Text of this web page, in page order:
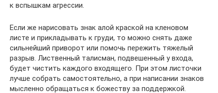
к вспышкам агрессии.
Если же нарисовать знак алой краской на кленовом
листе и прикладывать к груди, то можно снять даже
сильнейший приворот или помочь пережить тяжелый
разрыв. Лиственный талисман, подвешенный у входа,
будет чистить каждого входящего. При этом листочки
лучше собрать самостоятельно, а при написании знаков
мысленно обращаться к божеству за поддержкой.